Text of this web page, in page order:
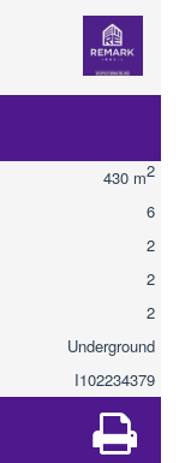
430 m2
6
2
2
2
Underground
I102234379